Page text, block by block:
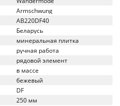
Armschwung
AB220DF40
Беларусь
минеральная плитка
ручная работа
рядовой элемент
в массе
бежевый
DF
250 мм